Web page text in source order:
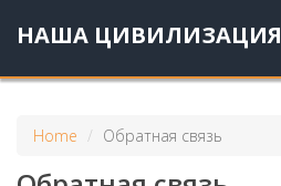
НАША ЦИВИЛИЗАЦИЯ
Home Обратная связь